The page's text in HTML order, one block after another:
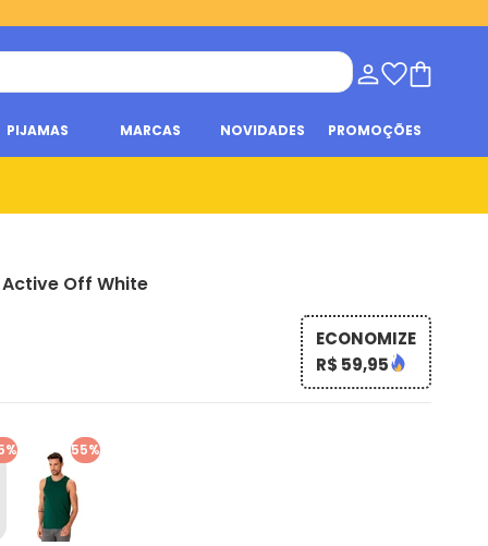
PIJAMAS MARCAS NOVIDADES PROMOÇÕES
Off White
ECONOMIZE
R$ 59,95
55%